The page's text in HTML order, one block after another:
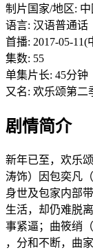
制片国家/地区:
语言: 汉语普通话
首播: 2017-05-11(
集数: 55
单集片长: 45分钟
又名: 欢乐颂第二
剧情简介
新年已至，欢乐
涛饰）因包奕凡
身世及包家内部
生活，却仍难脱
事紧逼；曲筱绡
，分和不断，曲